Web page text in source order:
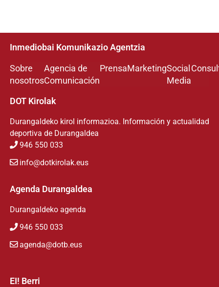
Inmediobai Komunikazio Agentzia
Sobre
nosotros
Agencia de
Comunicación
PrensaMarketingSocial
Media
DOT Kirolak
Durangaldeko kirol informazioa. Información y actualidad
deportiva de Durangaldea
946 550 033
info@dotkirolak.eus
Agenda Durangaldea
Durangaldeko agenda
946 550 033
agenda@dotb.eus
EI! Berri